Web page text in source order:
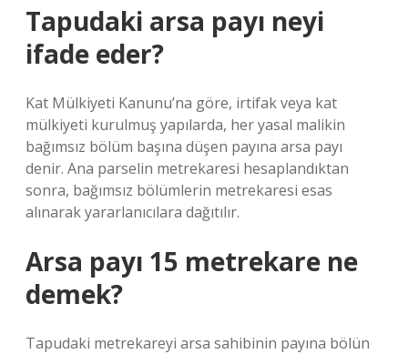
Tapudaki arsa payı neyi
ifade eder?
Kat Mülkiyeti Kanunu’na göre, irtifak veya kat
mülkiyeti kurulmuş yapılarda, her yasal malikin
bağımsız bölüm başına düşen payına arsa payı
denir. Ana parselin metrekaresi hesaplandıktan
sonra, bağımsız bölümlerin metrekaresi esas
alınarak yararlanıcılara dağıtılır.
Arsa payı 15 metrekare ne
demek?
Tapudaki metrekareyi arsa sahibinin payına bölün